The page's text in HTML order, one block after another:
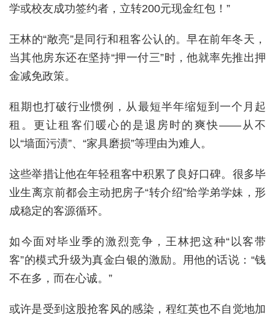
学或校友成功签约者，立转200元现金红包！”
王林的“敞亮”是同行和租客公认的。早在前年冬天，
当其他房东还在坚持“押一付三”时，他就率先推出押
金减免政策。
租期也打破行业惯例，从最短半年缩短到一个月起
租。更让租客们暖心的是退房时的爽快——从不
以“墙面污渍”、“家具磨损”等理由为难人。
这些举措让他在年轻租客中积累了良好口碑。很多毕
业生离京前都会主动把房子“转介绍”给学弟学妹，形
成稳定的客源循环。
如今面对毕业季的激烈竞争，王林把这种“以客带
客”的模式升级为真金白银的激励。用他的话说：“钱
不在多，而在心诚。”
或许是受到这股抢客风的感染，程红英也不自觉地加